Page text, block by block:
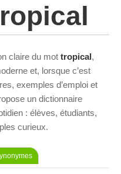
claire du mot tropical,
et, lorsque c’est
exemples d’emploi et
un dictionnaire
: élèves, étudiants,
curieux.